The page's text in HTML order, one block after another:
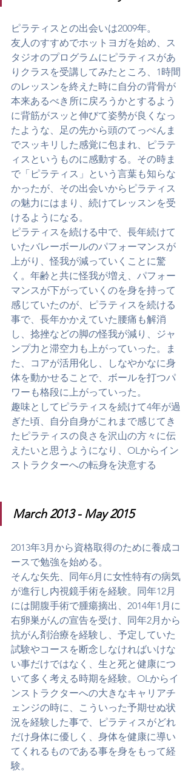
ピラティスとの出会いは2009年。
友人のすすめでホットヨガを始め、ス
タジオのプログラムにピラティスがあ
りクラスを受講してみたところ、1時間
のレッスンを終えた時に自分の背骨が
本来あるべき所に戻ろうかとするよう
に背筋がスッと伸びて姿勢が良くなっ
たような、足の先から頭のてっぺんま
でスッキリした感覚に包まれ、ピラテ
ィスというものに感動する。その時ま
で「ピラティス」という言葉も知らな
かったが、その出会いからピラティス
の魅力にはまり、続けてレッスンを受
けるようになる。
ピラティスを続ける中で、長年続けて
いたバレーボールのパフォーマンスが
上がり、怪我が減っていくことに驚
く。年齢と共に怪我が増え、パフォー
マンスが下がっていくのを身を持って
感じていたのが、ピラティスを続ける
事で、長年かかえていた腰痛も解消
し、捻挫などの脚の怪我が減り、ジャ
ンプ力と滞空力も上がっていった。ま
た、コアが活用化し、しなやかなに身
体を動かせることで、ボールを打つパ
ワーも格段に上がっていった。
趣味としてピラティスを続けて4年が過
ぎた頃、自分自身がこれまで感じてき
たピラティスの良さを沢山の方々に伝
えたいと思うようになり、OLからイン
ストラクターへの転身を決意する
March 2013 - May 2015
2013年3月から資格取得のために養成コ
ースで勉強を始める。
そんな矢先、同年6月に女性特有の病気
が進行し内視鏡手術を経験。同年12月
には開腹手術で腫瘍摘出、2014年1月に
右卵巣がんの宣告を受け、同年2月から
抗がん剤治療を経験し、予定していた
試験やコースを断念しなければいけな
い事だけではなく、生と死と健康につ
いて多く考える時期を経験。OLからイ
ンストラクターへの大きなキャリアチ
ェンジの時に、こういった予期せぬ状
況を経験した事で、ピラティスがどれ
だけ身体に優しく、身体を健康に導い
てくれるものである事を身をもって経
験。